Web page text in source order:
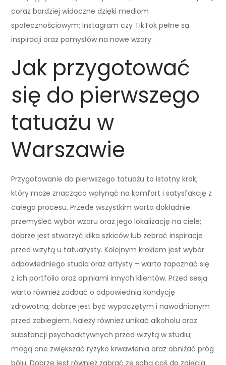
coraz bardziej widoczne dzięki mediom
społecznościowym; Instagram czy TikTok pełne są
inspiracji oraz pomysłów na nowe wzory.
Jak przygotować
się do pierwszego
tatuażu w
Warszawie
Przygotowanie do pierwszego tatuażu to istotny krok,
który może znacząco wpłynąć na komfort i satysfakcję z
całego procesu. Przede wszystkim warto dokładnie
przemyśleć wybór wzoru oraz jego lokalizację na ciele;
dobrze jest stworzyć kilka szkiców lub zebrać inspiracje
przed wizytą u tatuażysty. Kolejnym krokiem jest wybór
odpowiedniego studia oraz artysty – warto zapoznać się
z ich portfolio oraz opiniami innych klientów. Przed sesją
warto również zadbać o odpowiednią kondycję
zdrowotną; dobrze jest być wypoczętym i nawodnionym
przed zabiegiem. Należy również unikać alkoholu oraz
substancji psychoaktywnych przed wizytą w studiu;
mogą one zwiększać ryzyko krwawienia oraz obniżać próg
bólu. Dobrze jest również zabrać ze sobą coś do zajęcia